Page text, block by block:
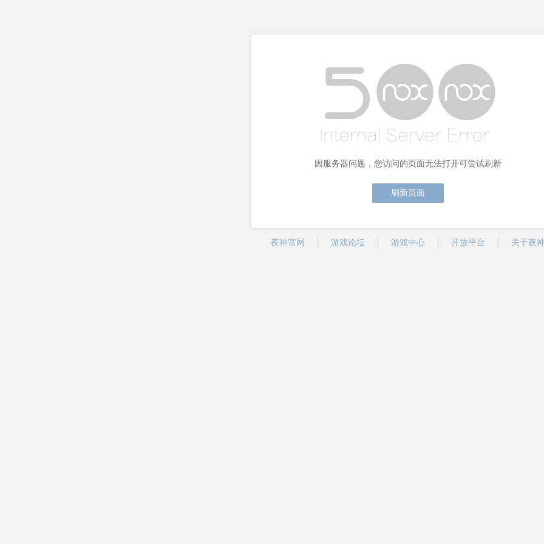
因服务器问题，您访问的页面无法打开可尝试刷新
刷新页面
夜神官网 游戏论坛 游戏中心 开放平台 关于夜